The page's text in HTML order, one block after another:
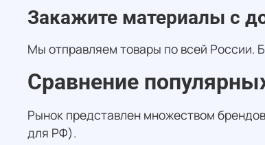
Закажите материалы с
Мы отправляем товары по всей России.
Сравнение
Рынок представлен множеством
для РФ).